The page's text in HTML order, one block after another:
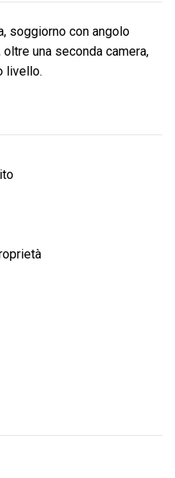
soggiorno con angolo
una seconda camera,
livello.